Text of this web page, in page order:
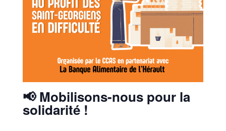
📢 Mobilisons-nous pour la
solidarité !